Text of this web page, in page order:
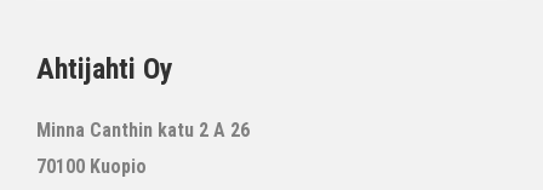
Ahtijahti Oy
Minna Canthin katu 2 A 26
70100 Kuopio